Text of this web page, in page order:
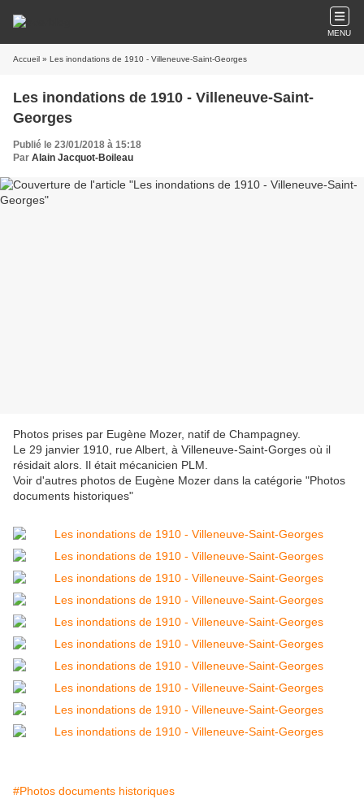
MENU
Accueil » Les inondations de 1910 - Villeneuve-Saint-Georges
Les inondations de 1910 - Villeneuve-Saint-
Georges
Publié le 23/01/2018 à 15:18
Par Alain Jacquot-Boileau
Photos prises par Eugène Mozer, natif de Champagney.
Le 29 janvier 1910, rue Albert, à Villeneuve-Saint-Gorges où il
résidait alors. Il était mécanicien PLM.
Voir d'autres photos de Eugène Mozer dans la catégorie "Photos
documents historiques"
#Photos documents historiques